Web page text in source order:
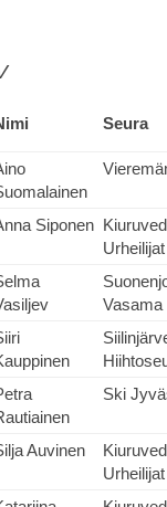
Seura
Siponen
Urheilijat
Vasama
Ski
Auvinen
Urheilijat